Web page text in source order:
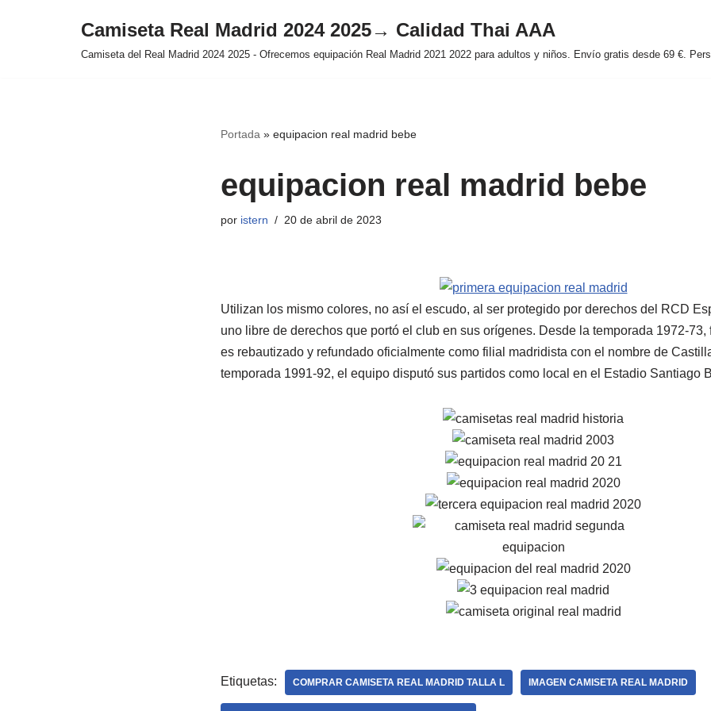
Camiseta Real Madrid 2024 2025→ Calidad Thai AAA
Camiseta del Real Madrid 2024 2025 - Ofrecemos equipación Real Madrid 2021 2022 para adultos y niños. Envío gratis desde 69 €.
Portada » equipacion real madrid bebe
equipacion real madrid bebe
por istern 20 de abril de 2023
Utilizan los mismo colores, no así el escudo, al ser protegido por derechos del RCD
uno libre de derechos que portó el club en sus orígenes. Desde la temporada 1972-
es rebautizado y refundado oficialmente como filial madridista con el nombre de
temporada 1991-92, el equipo disputó sus partidos como local en el Estadio Santiago
Etiquetas: COMPRAR CAMISETA REAL MADRID TALLA L IMAGEN CAMISETA REAL MADRID